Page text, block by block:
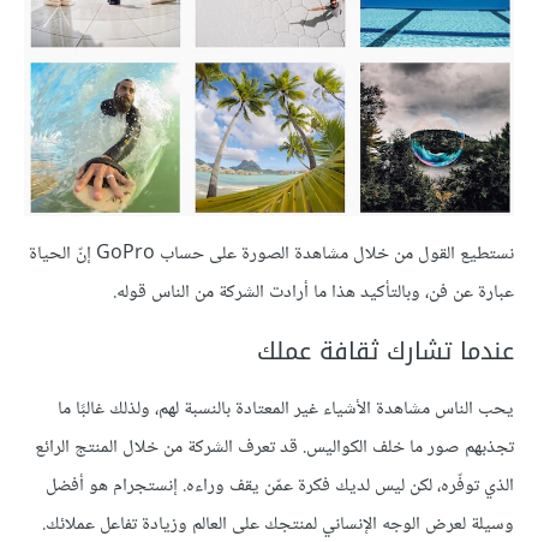
نستطيع القول من خلال مشاهدة الصورة على حساب GoPro إنّ الحياة
عبارة عن فن، وبالتأكيد هذا ما أرادت الشركة من الناس قوله.
عندما تشارك ثقافة عملك
يحب الناس مشاهدة الأشياء غير المعتادة بالنسبة لهم، ولذلك غالبًا ما
تجذبهم صور ما خلف الكواليس. قد تعرف الشركة من خلال المنتج الرائع
الذي توفّره، لكن ليس لديك فكرة عمّن يقف وراءه. إنستجرام هو أفضل
وسيلة لعرض الوجه الإنساني لمنتجك على العالم وزيادة تفاعل عملائك.